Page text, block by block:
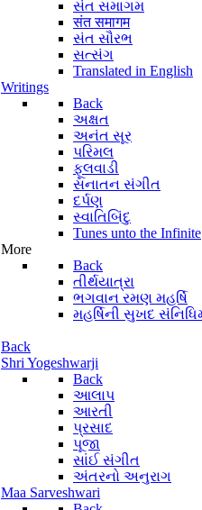
સંત સમાગમ
संत समागम
સંત સૌરભ
સત્સંગ
Translated in English
Writings
Back
અક્ષત
અનંત સૂર
પરિમલ
ફૂલવાડી
સનાતન સંગીત
દર્પણ
સ્વાતિબિંદુ
Tunes unto the Infinite
More
Back
તીર્થયાત્રા
ભગવાન રમણ મહર્ષિ
મહર્ષિની સુખદ
Back
Shri Yogeshwarji
Back
આલાપ
આરતી
પ્રસાદ
પૂજા
સાંઈ સંગીત
અંતરનો અનુરાગ
Maa Sarveshwari